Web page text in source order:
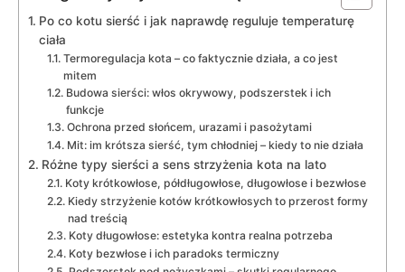
Po co kotu sierść i jak naprawdę reguluje temperaturę
ciała
Termoregulacja kota – co faktycznie działa, a co jest
mitem
Budowa sierści: włos okrywowy, podszerstek i ich
funkcje
Ochrona przed słońcem, urazami i pasożytami
Mit: im krótsza sierść, tym chłodniej – kiedy to nie działa
Różne typy sierści a sens strzyżenia kota na lato
Koty krótkowłose, półdługowłose, długowłose i bezwłose
Kiedy strzyżenie kotów krótkowłosych to przerost formy
nad treścią
Koty długowłose: estetyka kontra realna potrzeba
Koty bezwłose i ich paradoks termiczny